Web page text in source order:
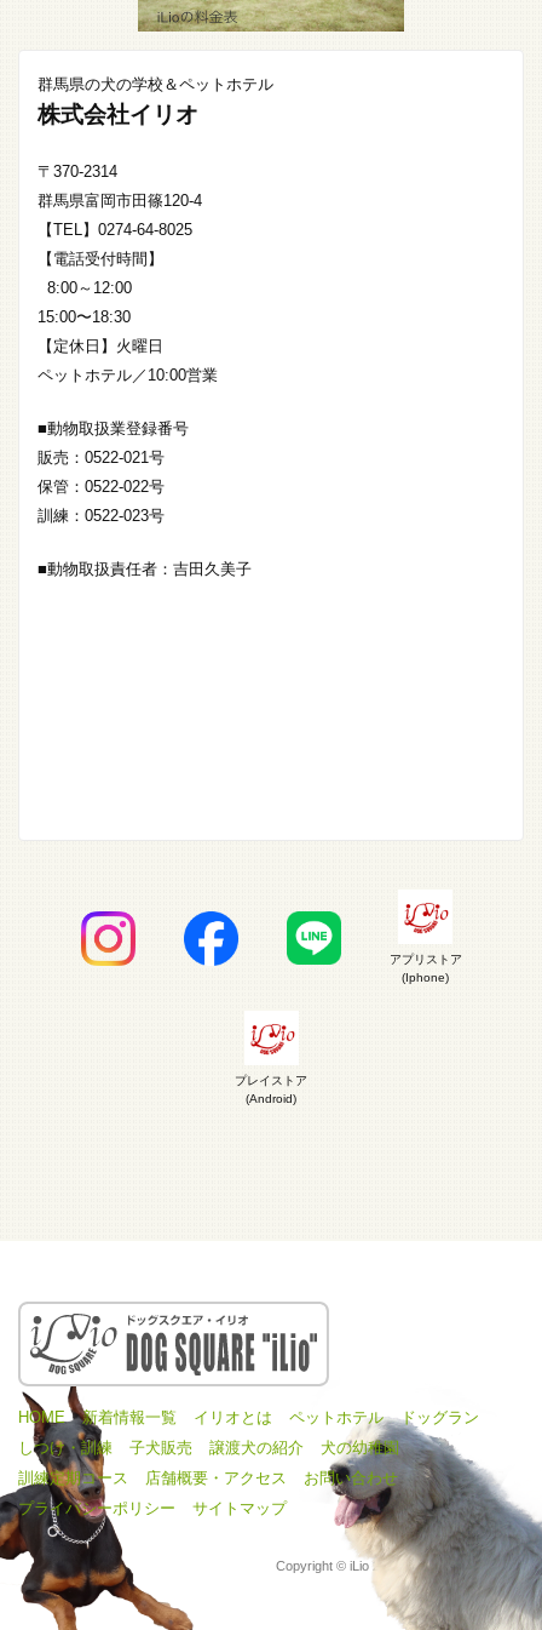
群馬県の犬の学校＆ペットホテル
株式会社イリオ
〒370-2314
群馬県富岡市田篠120-4
【TEL】0274-64-8025
【電話受付時間】
8:00～12:00
15:00〜18:30
【定休日】火曜日
ペットホテル／10:00営業
■動物取扱業登録番号
販売：0522-021号
保管：0522-022号
訓練：0522-023号
■動物取扱責任者：吉田久美子
アプリストア
(Iphone)
プレイストア
(Android)
HOME 新着情報一覧 イリオとは ペットホテル
ドッグラン
しつけ・訓練
子犬販売 譲渡犬の紹介
犬の幼稚園
訓練定期コース
店舗概要・アクセス
お問い合わせ
プライバシーポリシー
サイトマップ
Copyright © iLio 2016 All Rights Reserved.